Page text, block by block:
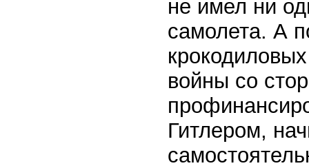
не имел ни
самолета. А
войны со
Гитлером,